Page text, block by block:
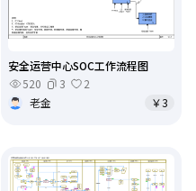
安全运营中心SOC工作流程图
520
3
2
老金
￥3